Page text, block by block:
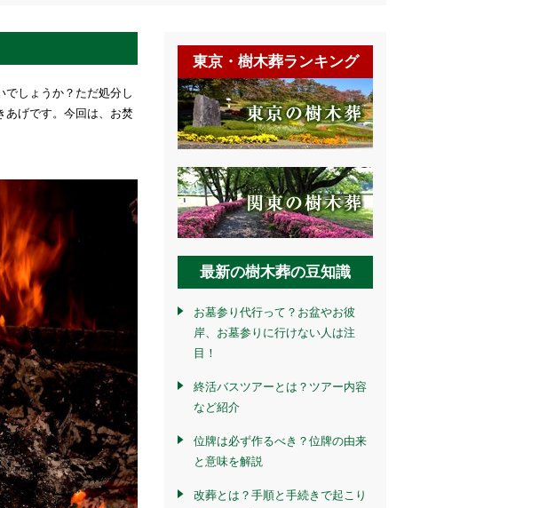
しょうか？ただ処分し
あげです。今回は、お焚
東京・樹木葬ランキング
最新の樹木葬の豆知識
お墓参り代行って？お盆やお彼
岸、お墓参りに行けない人は注
目！
終活バスツアーとは？ツアー内容
など紹介
位牌は必ず作るべき？位牌の由来
と意味を解説
改葬とは？手順と手続きで起こり